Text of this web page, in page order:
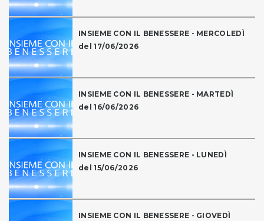
INSIEME CON IL BENESSERE - MERCOLEDÌ
del 17/06/2026
INSIEME CON IL BENESSERE - MARTEDÌ
del 16/06/2026
INSIEME CON IL BENESSERE - LUNEDÌ
del 15/06/2026
INSIEME CON IL BENESSERE - GIOVEDÌ